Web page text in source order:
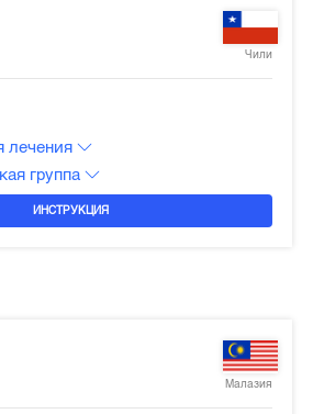
Чили
лечения
группа
ИНСТРУКЦИЯ
Малазия